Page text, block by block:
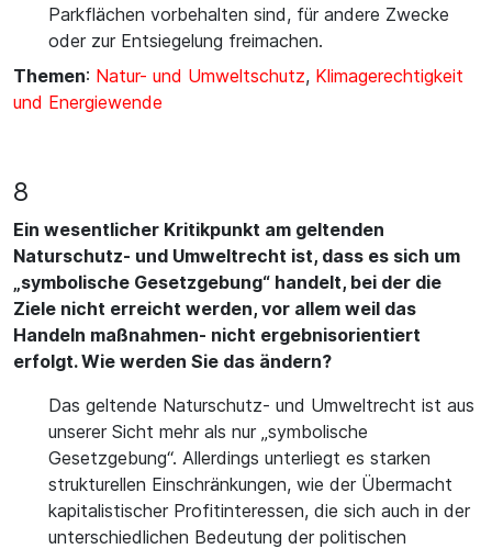
Parkflächen vorbehalten sind, für andere Zwecke
oder zur Entsiegelung freimachen.
Themen: Natur- und Umweltschutz, Klimagerechtigkeit
und Energiewende
8
Ein wesentlicher Kritikpunkt am geltenden
Naturschutz- und Umweltrecht ist, dass es sich um
„symbolische Gesetzgebung“ handelt, bei der die
Ziele nicht erreicht werden, vor allem weil das
Handeln maßnahmen- nicht ergebnisorientiert
erfolgt. Wie werden Sie das ändern?
Das geltende Naturschutz- und Umweltrecht ist aus
unserer Sicht mehr als nur „symbolische
Gesetzgebung“. Allerdings unterliegt es starken
strukturellen Einschränkungen, wie der Übermacht
kapitalistischer Profitinteressen, die sich auch in der
unterschiedlichen Bedeutung der politischen